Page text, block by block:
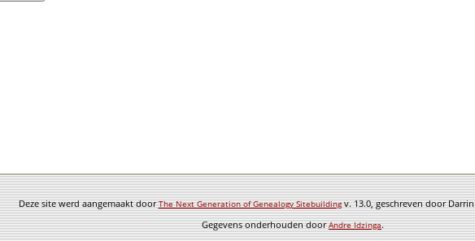
Deze site werd aangemaakt doorThe Next Generation of Genealogy Sitebuildingv. 13.0, geschreven door
Gegevens onderhouden doorAndre Idzinga.